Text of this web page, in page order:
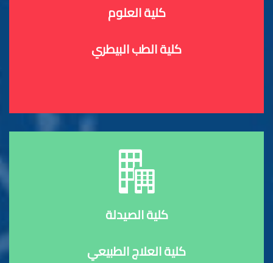
كلية العلوم
كلية الطب البيطري
كلية الصيدلة
كلية العلاج الطبيعي